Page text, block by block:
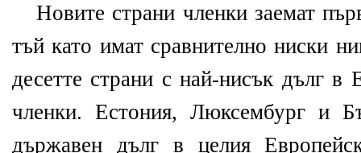
Новите страни членки заемат
тъй като имат сравнително ниски
десетте страни с най-нисък дълг
членки. Естония, Люксембург и
държавен дълг в целия